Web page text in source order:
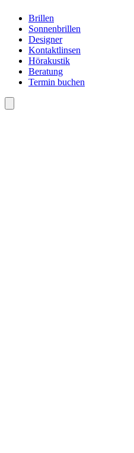
Brillen
Sonnenbrillen
Designer
Kontaktlinsen
Hörakustik
Beratung
Termin buchen